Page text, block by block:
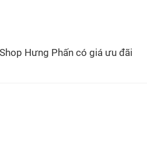
Hưng Phấn có giá ưu đãi